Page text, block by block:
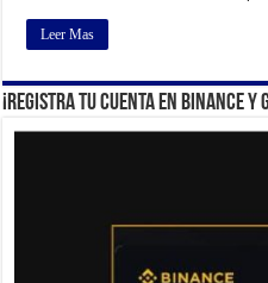
Leer Mas
¡Registra tu cuenta en Binance y